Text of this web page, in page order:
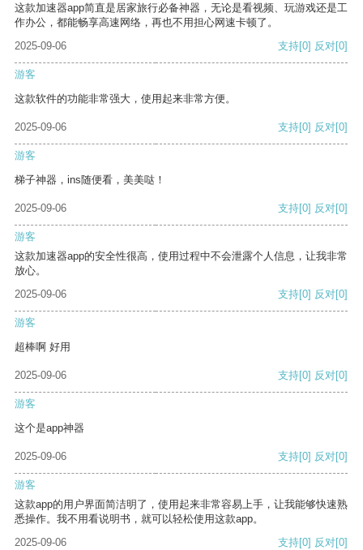
这款加速器app简直是居家旅行必备神器，无论是看视频、玩游戏还是工
作办公，都能畅享高速网络，再也不用担心网速卡顿了。
2025-09-06
支持[0] 反对[0]
游客
这款软件的功能非常强大，使用起来非常方便。
2025-09-06 支持[0] 反对[0]
游客
梯子神器，ins随便看，美美哒！
2025-09-06 支持[0] 反对[0]
游客
这款加速器app的安全性很高，使用过程中不会泄露个人信息，让我非常
放心。
2025-09-06
支持[0] 反对[0]
游客
超棒啊 好用
2025-09-06 支持[0] 反对[0]
游客
这个是app神器
2025-09-06 支持[0] 反对[0]
游客
这款app的用户界面简洁明了，使用起来非常容易上手，让我能够快速熟
悉操作。我不用看说明书，就可以轻松使用这款app。
2025-09-06
支持[0] 反对[0]